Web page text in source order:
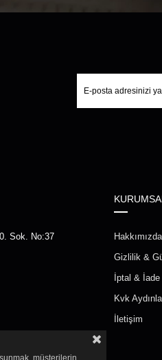
Sok. No:37
Hakkımızda
Gizlilik &
İptal & İade
Kvk
İletişim
müşterilerin